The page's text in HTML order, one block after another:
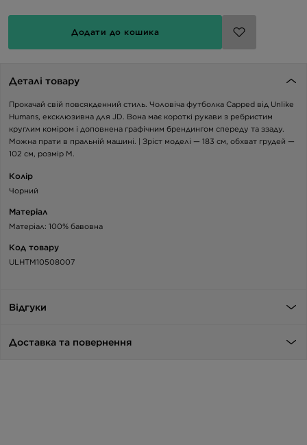
Додати до кошика
Деталі товару
Прокачай свій повсякденний стиль. Чоловіча футболка Capped від Unlike
Humans, ексклюзивна для JD. Вона має короткі рукави з ребристим
круглим коміром і доповнена графічним брендингом спереду та ззаду.
Можна прати в пральній машині. | Зріст моделі — 183 см, обхват грудей —
102 см, розмір M.
Колір
Чорний
Матеріал
Матеріал: 100% бавовна
Код товару
ULHTM10508007
Відгуки
Доставка та повернення